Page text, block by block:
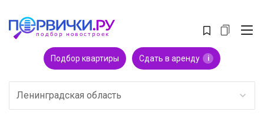
Подбор квартиры Сдать в аренду i
Ленинградская область